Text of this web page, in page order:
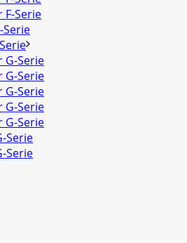
F-Serie
Serie
G-Serie
G-Serie
G-Serie
G-Serie
G-Serie
Serie
Serie